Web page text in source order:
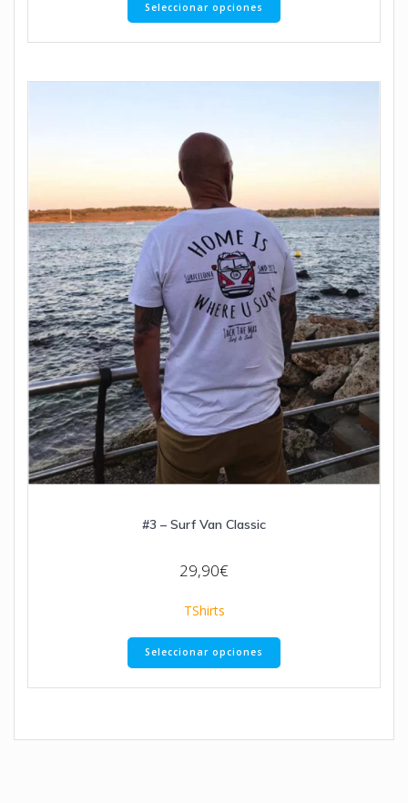
Seleccionar opciones
#3 – Surf Van Classic
29,90€
TShirts
Seleccionar opciones